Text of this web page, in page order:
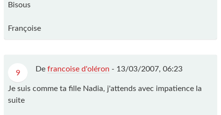
Bisous
Françoise
9 De francoise d'oléron - 13/03/2007, 06:23
Je suis comme ta fille Nadia, j'attends avec impatience la
suite